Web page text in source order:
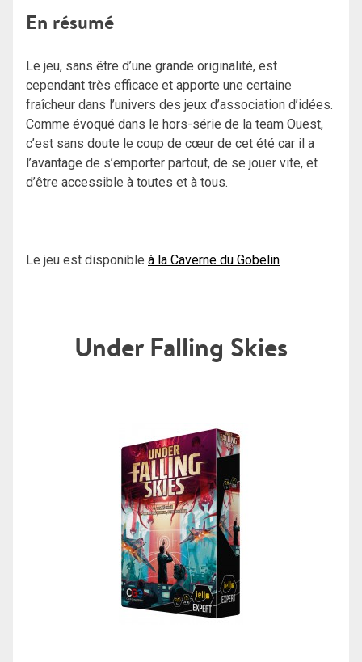
En résumé
Le jeu, sans être d’une grande originalité, est
cependant très efficace et apporte une certaine
fraîcheur dans l’univers des jeux d’association d’idées.
Comme évoqué dans le hors-série de la team Ouest,
c’est sans doute le coup de cœur de cet été car il a
l’avantage de s’emporter partout, de se jouer vite, et
d’être accessible à toutes et à tous.
Le jeu est disponible à la Caverne du Gobelin
Under Falling Skies